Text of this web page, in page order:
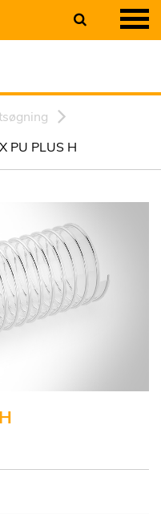
PU PLUS H